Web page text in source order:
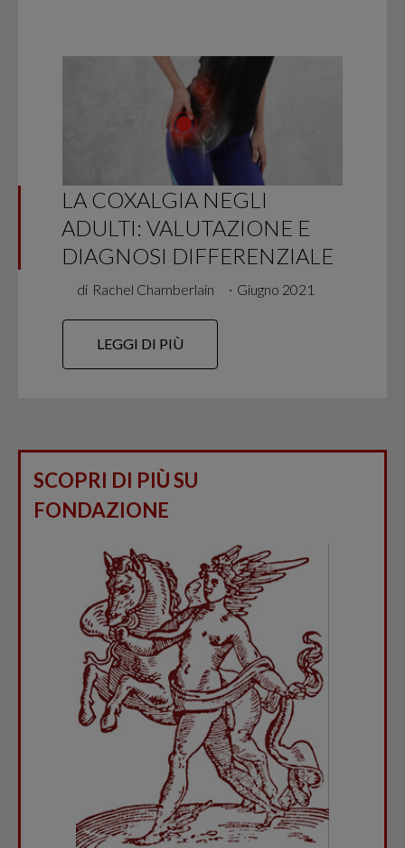
LA COXALGIA NEGLI
ADULTI: VALUTAZIONE E
DIAGNOSI DIFFERENZIALE
di Rachel Chamberlain ∙ Giugno 2021
LEGGI DI PIÙ
SCOPRI DI PIÙ SU
FONDAZIONE